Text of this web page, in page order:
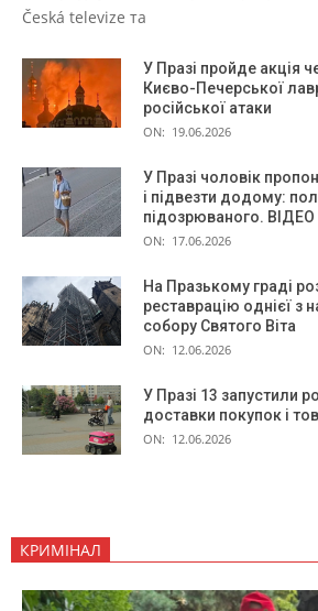
Česká televize та
У Празі пройде акція
Києво-Печерської
російської атаки
ON: 19.06.2026
У Празі чоловік
і підвезти додому:
підозрюваного. ВІДЕО
ON: 17.06.2026
На Празькому граді
реставрацію однієї з
собору Святого Віта
ON: 12.06.2026
У Празі 13 запустили
доставки покупок і
ON: 12.06.2026
КРИМІНАЛ